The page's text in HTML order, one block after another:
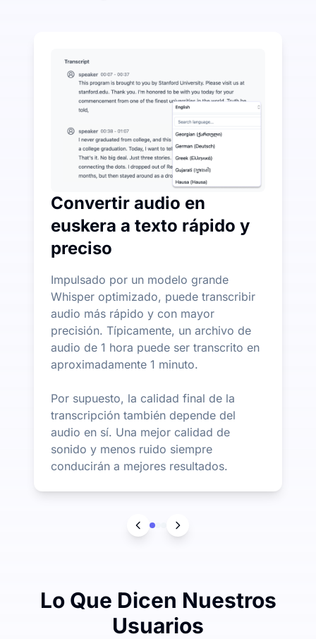
UniScribe ofrece 120 minutos de transcripción
Más funciones de IA disponibles más allá de Audio-
Generar automáticamente resúmenes, mapas
Convertir audio en
euskera a texto rápido y
preciso
Impulsado por un modelo grande
Whisper optimizado, puede transcribir
audio más rápido y con mayor
precisión. Típicamente, un archivo de
audio de 1 hora puede ser transcrito en
aproximadamente 1 minuto.
Por supuesto, la calidad final de la
transcripción también depende del
audio en sí. Una mejor calidad de
sonido y menos ruido siempre
conducirán a mejores resultados.
Lo Que Dicen Nuestros
Usuarios